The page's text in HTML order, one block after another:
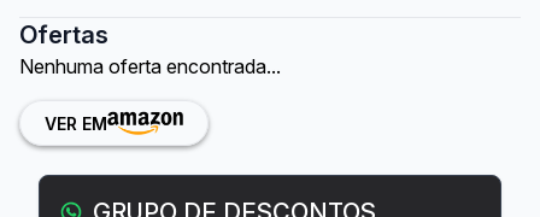
Ofertas
Nenhuma oferta encontrada...
VER EM